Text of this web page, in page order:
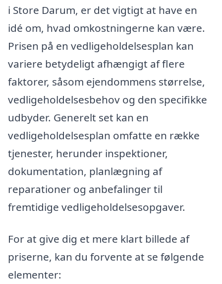
i Store Darum, er det vigtigt at have en
idé om, hvad omkostningerne kan være.
Prisen på en vedligeholdelsesplan kan
variere betydeligt afhængigt af flere
faktorer, såsom ejendommens størrelse,
vedligeholdelsesbehov og den specifikke
udbyder. Generelt set kan en
vedligeholdelsesplan omfatte en række
tjenester, herunder inspektioner,
dokumentation, planlægning af
reparationer og anbefalinger til
fremtidige vedligeholdelsesopgaver.
For at give dig et mere klart billede af
priserne, kan du forvente at se følgende
elementer: